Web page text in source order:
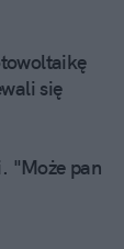
się
"Może pan